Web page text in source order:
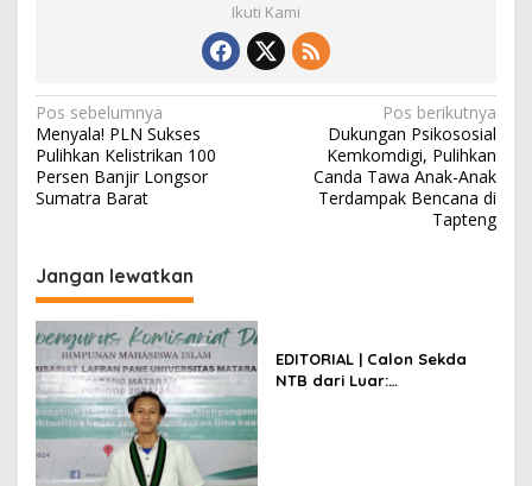
Ikuti Kami
Navigasi
pos
Pos sebelumnya
Menyala! PLN Sukses
Pulihkan Kelistrikan 100
Persen Banjir Longsor
Sumatra Barat
Pos berikutnya
Dukungan Psikososial
Kemkomdigi, Pulihkan
Canda Tawa Anak-Anak
Terdampak Bencana di
Tapteng
Jangan lewatkan
EDITORIAL | Calon Sekda
NTB dari Luar: